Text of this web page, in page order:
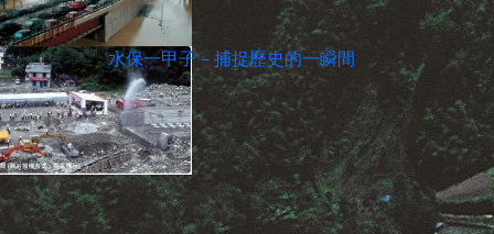
水保一甲子－捕捉歷史的一瞬間